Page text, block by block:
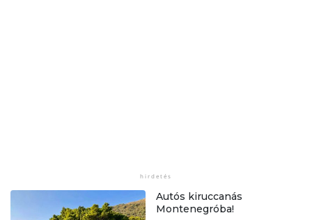
Autós kiruccanás
Montenegróba!